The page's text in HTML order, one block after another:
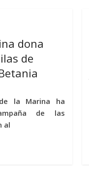
dona
de
la Marina ha
de las
al